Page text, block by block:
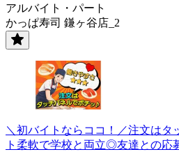
アルバイト・パート
かっぱ寿司 鎌ヶ谷店_2
＼初バイトならココ！／注文はタ
ト柔軟で学校と両立◎友達との